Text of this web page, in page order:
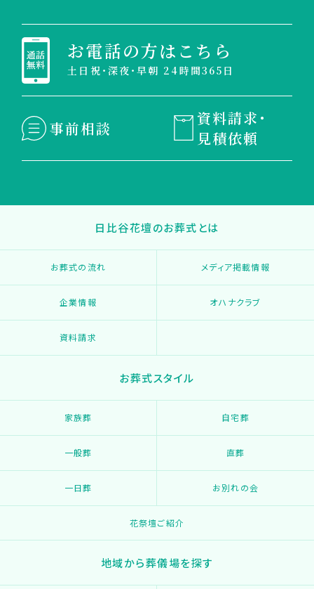
お電話の方はこちら
土日祝・深夜・早朝 24時間365日
事前相談
資料請求・
見積依頼
日比谷花壇のお葬式とは
お葬式の流れ メディア掲載情報
企業情報 オハナクラブ
資料請求
お葬式スタイル
家族葬 自宅葬
一般葬 直葬
一日葬 お別れの会
花祭壇ご紹介
地域から葬儀場を探す